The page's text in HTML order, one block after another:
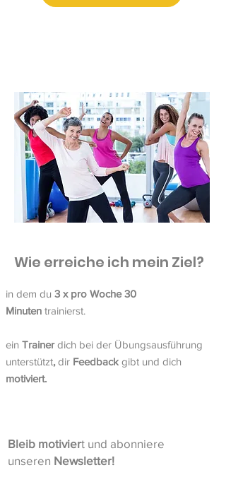
Wie erreiche ich mein Ziel?
in dem du 3 x pro Woche 30
Minuten trainierst.
ein Trainerdich bei der Übungsausführung
unterstützt, dir Feedback gibt und dich
motiviert.
Bleib motiviert und abonniere
unseren Newsletter!